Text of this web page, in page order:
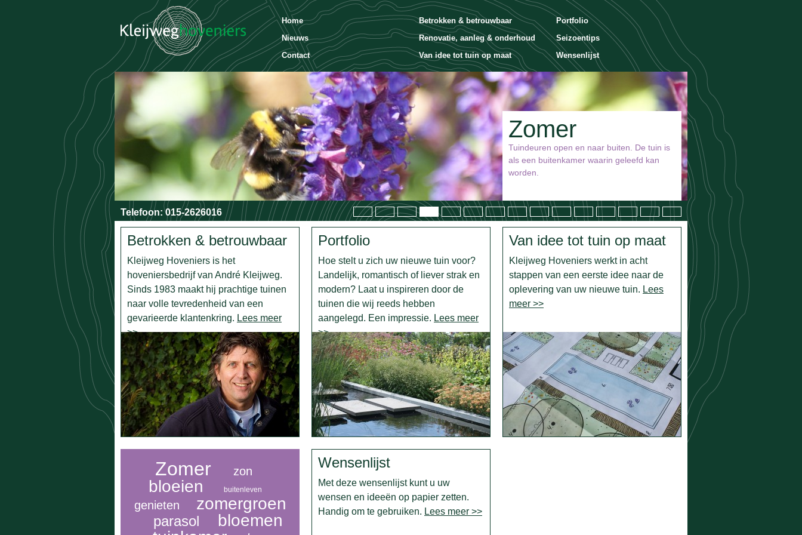
Home Betrokken & betrouwbaar
Portfolio
Nieuws
Renovatie, aanleg & onderhoud
Seizoentips
Contact
Van idee tot tuin op maat Wensenlijst
Zomer
Tuindeuren open en naar buiten. De tuin is
als een buitenkamer waarin geleefd kan
worden.
Telefoon: 015-2626016
Betrokken & betrouwbaar
Kleijweg Hoveniers is het
hoveniersbedrijf van André Kleijweg.
Sinds 1983 maakt hij prachtige tuinen
naar volle tevredenheid van een
gevarieerde klantenkring. Lees meer
>>
Portfolio
Hoe stelt u zich uw nieuwe tuin voor?
Landelijk, romantisch of liever strak en
modern? Laat u inspireren door de
tuinen die wij reeds hebben
aangelegd. Een impressie. Lees meer
>>
Van idee tot tuin op maat
Kleijweg Hoveniers werkt in acht
stappen van een eerste idee naar de
oplevering van uw nieuwe tuin. Lees
meer >>
Zomer zon
bloeien buitenleven
genieten zomergroen
parasol
bloemen
Wensenlijst
Met deze wensenlijst kunt u uw
wensen en ideeën op papier zetten.
Handig om te gebruiken. Lees meer >>